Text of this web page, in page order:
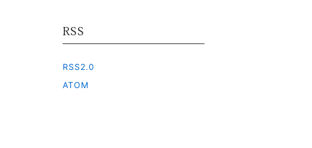
RSS
RSS2.0
ATOM